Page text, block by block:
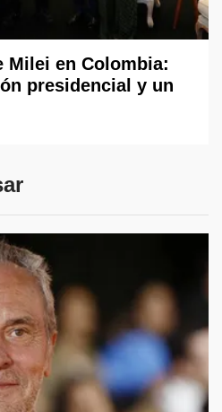
Milei en Colombia:
presidencial y un